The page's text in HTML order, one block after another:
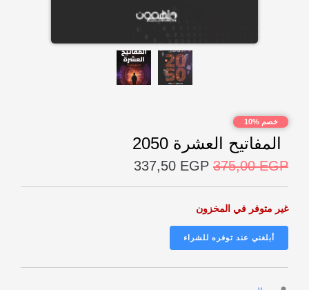
خصم %10
المفاتيح العشرة 2050
375,00EGP
337,50 EGP
غير متوفر في المخزون